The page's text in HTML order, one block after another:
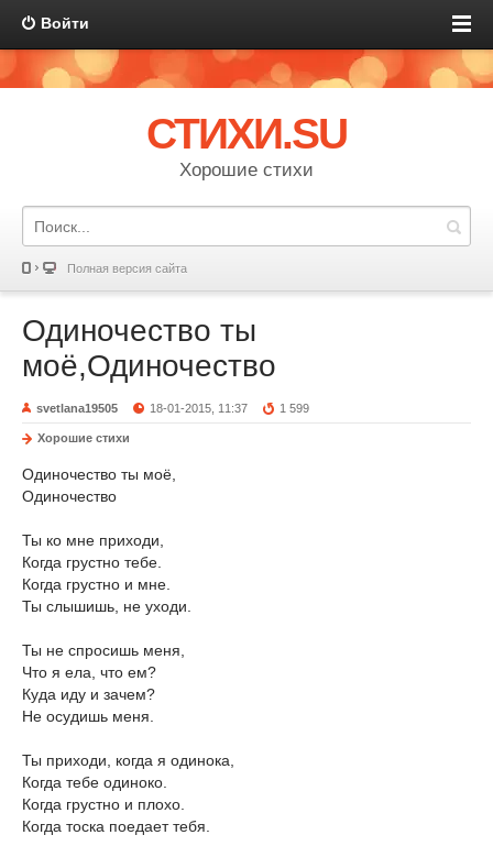
Войти
СТИХИ.SU
Хорошие стихи
Полная версия сайта
Одиночество ты
моё,Одиночество
svetlana19505 18-01-2015, 11:37 1 599
Хорошие стихи
Одиночество ты моё,
Одиночество
Ты ко мне приходи,
Когда грустно тебе.
Когда грустно и мне.
Ты слышишь, не уходи.
Ты не спросишь меня,
Что я ела, что ем?
Куда иду и зачем?
Не осудишь меня.
Ты приходи, когда я одинока,
Когда тебе одиноко.
Когда грустно и плохо.
Когда тоска поедает тебя.